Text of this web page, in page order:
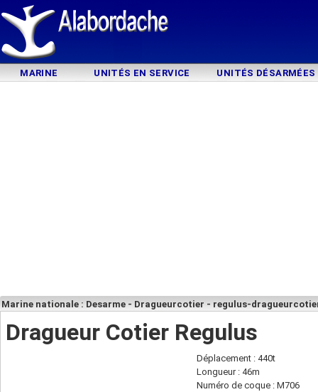
MARINE UNITÉS EN SERVICE UNITÉS DÉSARMÉES
Marine nationale : Desarme - Dragueurcotier - regulus-
Dragueur Cotier Regulus
Déplacement : 440t
Longueur : 46m
Numéro de coque : M706